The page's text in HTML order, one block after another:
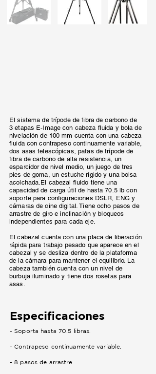
El sistema de trípode de fibra de carbono de
3 etapas E-Image con cabeza fluida y bola de
nivelación de 100 mm cuenta con una cabeza
fluida con contrapeso continuamente variable,
dos asas telescópicas, patas de trípode de
fibra de carbono de alta resistencia, un
esparcidor de nivel medio, un juego de tres
pies de goma, un estuche rígido y una bolsa
acolchada.El cabezal fluido tiene una
capacidad de carga útil de hasta 70.5 lb con
soporte para configuraciones DSLR, ENG y
cámaras de cine digital. Tiene ocho pasos de
arrastre de giro e inclinación y bloqueos
independientes para cada eje.
El cabezal cuenta con una placa de liberación
rápida para trabajo pesado que aparece en el
cabezal y se desliza dentro de la plataforma
de la cámara para mantener el equilibrio. La
cabeza también cuenta con un nivel de
burbuja iluminado y tiene dos rosetas para
asas.
Especificaciones
- Soporta hasta 70.5 libras.
- Contrapeso continuamente variable.
- 8 pasos de arrastre.